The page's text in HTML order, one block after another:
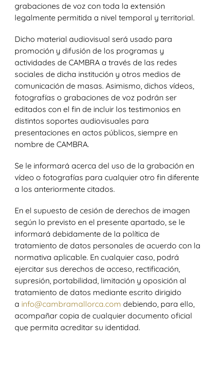
grabaciones de voz con toda la extensión
legalmente permitida a nivel temporal y territorial.
Dicho material audiovisual será usado para
promoción y difusión de los programas y
actividades de CAMBRA a través de las redes
sociales de dicha institución y otros medios de
comunicación de masas. Asimismo, dichos vídeos,
fotografías o grabaciones de voz podrán ser
editados con el fin de incluir los testimonios en
distintos soportes audiovisuales para
presentaciones en actos públicos, siempre en
nombre de CAMBRA.
Se le informará acerca del uso de la grabación en
vídeo o fotografías para cualquier otro fin diferente
a los anteriormente citados.
En el supuesto de cesión de derechos de imagen
según lo previsto en el presente apartado, se le
informará debidamente de la política de
tratamiento de datos personales de acuerdo con la
normativa aplicable. En cualquier caso, podrá
ejercitar sus derechos de acceso, rectificación,
supresión, portabilidad, limitación y oposición al
tratamiento de datos mediante escrito dirigido
a info@cambramallorca.com debiendo, para ello,
acompañar copia de cualquier documento oficial
que permita acreditar su identidad.